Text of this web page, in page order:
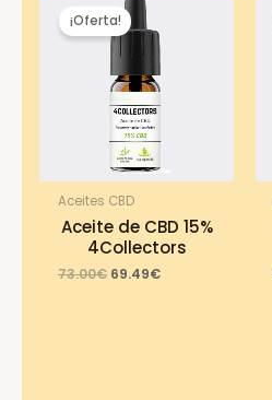
¡Oferta!
Aceites CBD
Aceite de CBD 15%
4Collectors
73.00€ Original
69.49€Current